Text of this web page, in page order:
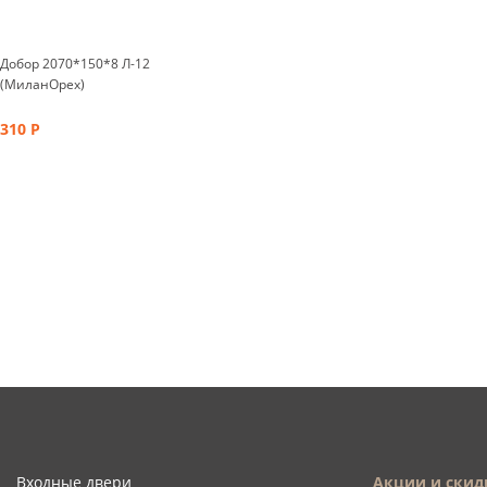
Добор 2070*150*8 Л-12
(МиланОрех)
310 Р
Входные двери Акции и